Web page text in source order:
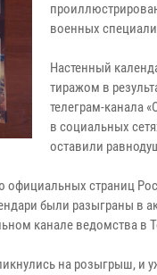
военных
Настенный
тиражом в
телеграм-канала
в социальных
оставили
страниц
были разыграны в
канале ведомства в
на розыгрыш, и